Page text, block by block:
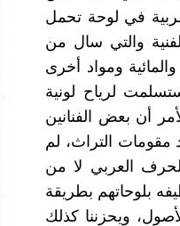
في لوحة تحمل
والتي سال من
ومواد أخرى
لرياح لونية
أن بعض الفنانين
مقومات التراث، لم
العربي لا من
بلوحاتهم بطريقة
ويحزننا كذلك